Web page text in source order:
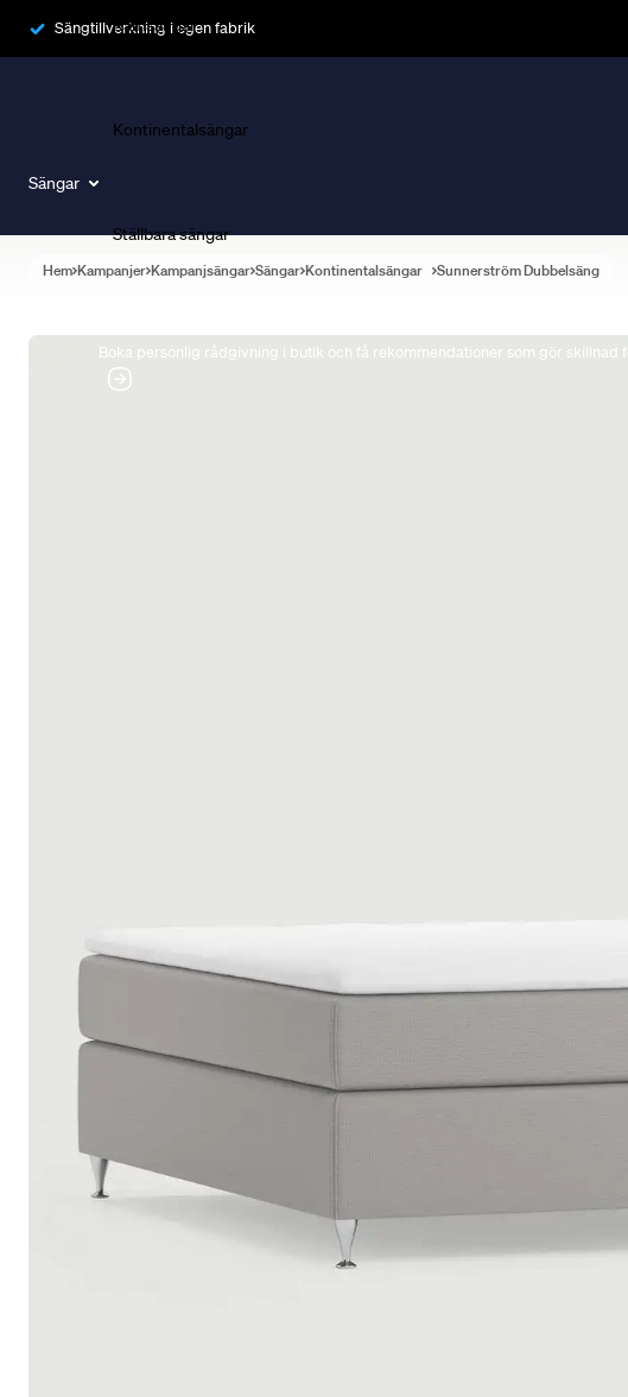
Sängtillverkning i egen fabrik
Sängar
Ramsängar
Kontinentalsängar
Ställbara sängar
Boka personlig rådgivning i butik och få rekommendationer som gör skillnad
Hem Kampanjer Kampanjsängar Sängar Kontinentalsängar Sunnerström Dubbelsäng